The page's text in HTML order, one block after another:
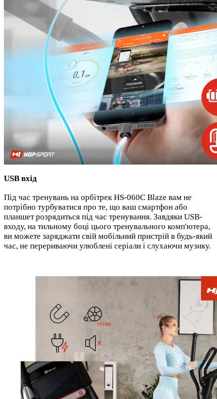
USB вхід
Під час тренувань на орбітрек HS-060C Blaze вам не
потрібно турбуватися про те, що ваш смартфон або
планшет розрядиться під час тренування. Завдяки USB-
входу, на тильному боці цього тренувального комп'ютера,
ви можете заряджати свій мобільний пристрій в будь-який
час, не перериваючи улюблені серіали і слухаючи музику.